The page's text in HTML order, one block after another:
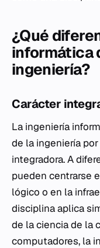
¿Qué
informática
ingeniería?
Carácter
La ingeniería
de la ingeniería
integradora. A
pueden centrarse
lógico o en la
disciplina aplica
de la ciencia de la
computadores, la